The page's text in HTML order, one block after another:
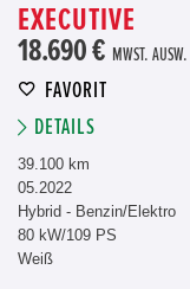
EXECUTIVE
18.690 € MWST. AUSW.
FAVORIT
DETAILS
39.100 km
05.2022
Hybrid - Benzin/Elektro
80 kW/109 PS
Weiß